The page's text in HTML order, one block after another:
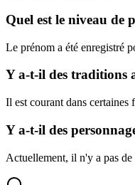
Quel est le niveau de
Le prénom a été enregistré
Y a-t-il des traditions
Il est courant dans certaines
Y a-t-il des
Actuellement, il n'y a pas de